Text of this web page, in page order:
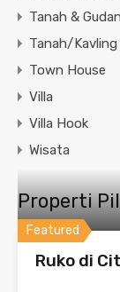
Tanah &
Tanah/Kavling
Town House
Villa
Villa Hook
Wisata
Properti
Featured
Ruko di